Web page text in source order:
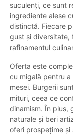
suculenți, ce sunt
ingrediente alese
distinctă. Fiecare
gust și diversitate,
rafinamentul
Oferta este
cu migală pentru
mesei. Burgerii
mituri, ceea ce
dinamism. În plus,
naturale și beri
oferi prospețime